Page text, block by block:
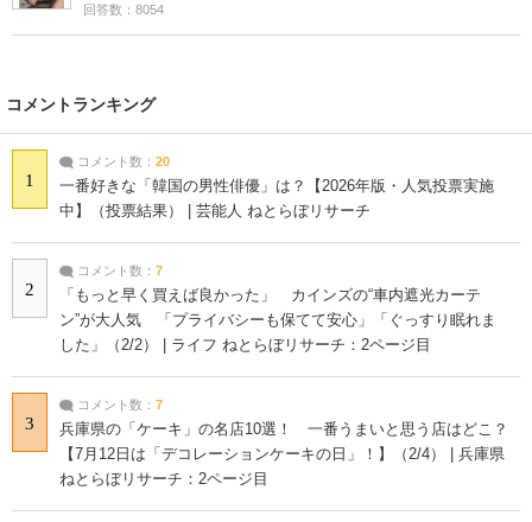
回答数：8054
コメントランキング
1
コメント数： 20
一番好きな「韓国の男性俳優」は？【2026年版・人気投票実施
中】（投票結果） | 芸能人 ねとらぼリサーチ
2
コメント数： 7
「もっと早く買えば良かった」 カインズの“車内遮光カーテ
ン”が大人気 「プライバシーも保てて安心」「ぐっすり眠れま
した」（2/2） | ライフ ねとらぼリサーチ：2ページ目
3
コメント数： 7
兵庫県の「ケーキ」の名店10選！ 一番うまいと思う店はどこ？
【7月12日は「デコレーションケーキの日」！】（2/4） | 兵庫県
ねとらぼリサーチ：2ページ目